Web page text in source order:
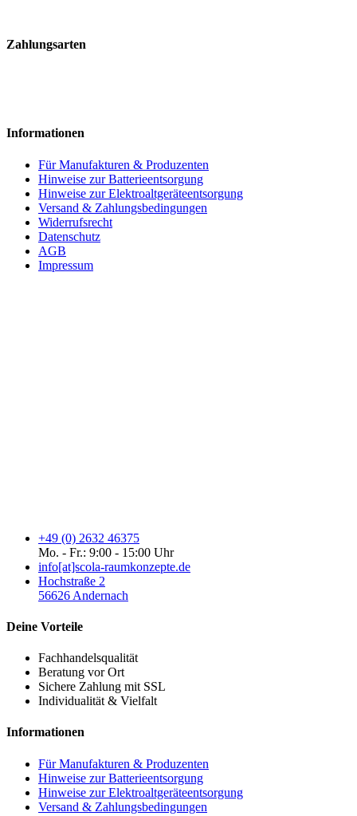
Zahlungsarten
Informationen
Für Manufakturen & Produzenten
Hinweise zur Batterieentsorgung
Hinweise zur Elektroaltgeräteentsorgung
Versand & Zahlungsbedingungen
Widerrufsrecht
Datenschutz
AGB
Impressum
+49 (0) 2632 46375
Mo. - Fr.: 9:00 - 15:00 Uhr
info[at]scola-raumkonzepte.de
Hochstraße 2
56626 Andernach
Deine Vorteile
Fachhandelsqualität
Beratung vor Ort
Sichere Zahlung mit SSL
Individualität & Vielfalt
Informationen
Für Manufakturen & Produzenten
Hinweise zur Batterieentsorgung
Hinweise zur Elektroaltgeräteentsorgung
Versand & Zahlungsbedingungen